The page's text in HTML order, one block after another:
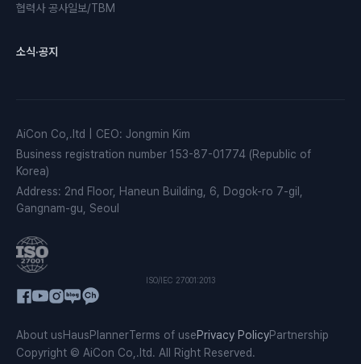
협력사 공사일보/TBM
소식·공지
AiCon Co,.ltd CEO: Jongmin Kim
Business registration number 153-87-01774 (Republic of
Korea)
Address: 2nd Floor, Haneun Building, 6, Dogok-ro 7-gil,
Gangnam-gu, Seoul
ISO/IEC 27001:2013
Copyright © AiCon Co,.ltd. All Right Reserved.
About usHausPlannerTerms of usePrivacy PolicyPartnership